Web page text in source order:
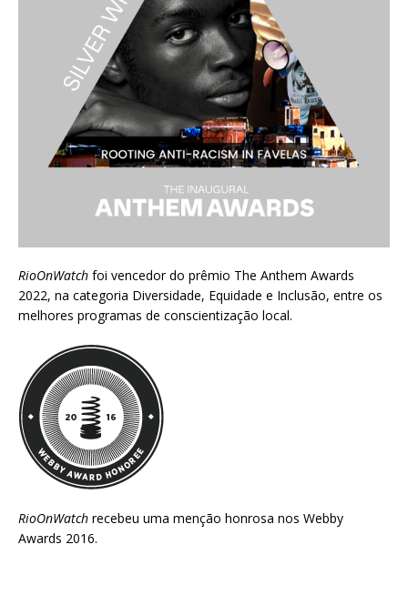
RioOnWatch foi vencedor do prêmio The Anthem Awards
2022, na categoria Diversidade, Equidade e Inclusão, entre os
melhores programas de conscientização local.
RioOnWatch recebeu uma menção honrosa nos Webby
Awards 2016.